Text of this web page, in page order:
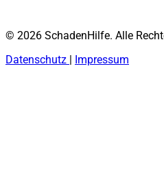
© 2026 SchadenHilfe. Alle
Datenschutz | Impressum